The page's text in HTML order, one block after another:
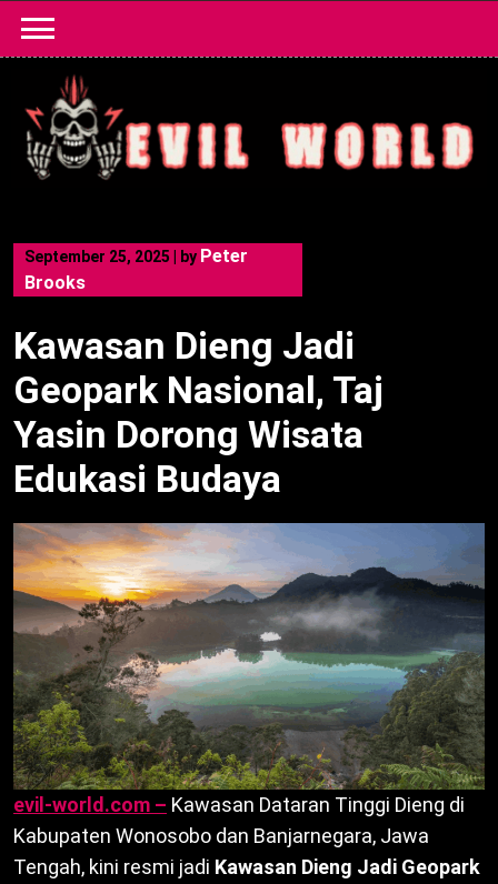
content
September 25, 2025 by Peter
Brooks
Kawasan Dieng Jadi
Geopark Nasional, Taj
Yasin Dorong Wisata
Edukasi Budaya
evil-world.com – Kawasan Dataran Tinggi Dieng di
Kabupaten Wonosobo dan Banjarnegara, Jawa
Tengah, kini resmi jadi Kawasan Dieng Jadi Geopark